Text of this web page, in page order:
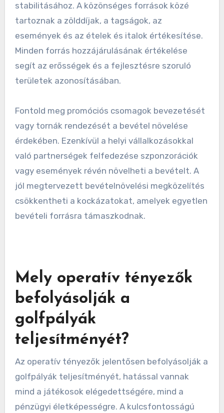
A bevételi források és a
diverzifikáció értékelése
A bevételi források diverzifikálása
elengedhetetlen a golfpálya pénzügyi
tartoznak a zölddíjak, a tagságok, az
események és az ételek és italok értékesítése.
Minden forrás hozzájárulásának értékelése
segít az erősségek és a fejlesztésre szoruló
területek azonosításában.
Fontold meg promóciós csomagok bevezetését
vagy tornák rendezését a bevétel növelése
jól megtervezett bevételnövelési megközelítés
csökkentheti a kockázatokat, amelyek egyetlen
bevételi forrásra támaszkodnak.
Mely operatív tényezők
befolyásolják a
golfpályák